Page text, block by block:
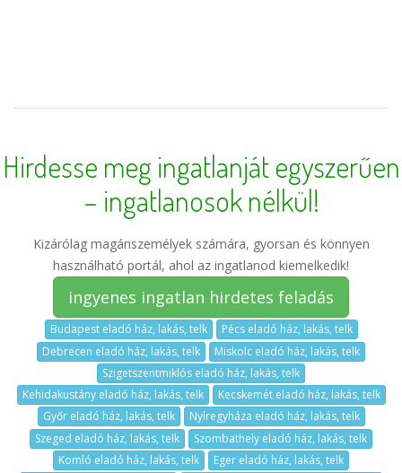
Hirdesse meg ingatlanját egyszerűen
– ingatlanosok nélkül!
Kizárólag magánszemélyek számára, gyorsan és könnyen
használható portál, ahol az ingatlanod kiemelkedik!
ingyenes ingatlan hirdetes feladás
Budapest eladó ház, lakás, telk
Pécs eladó ház, lakás, telk
Debrecen eladó ház, lakás, telk
Miskolc eladó ház, lakás, telk
Szigetszentmiklós eladó ház, lakás, telk
Kehidakustány eladó ház, lakás, telk
Kecskemét eladó ház, lakás, telk
Győr eladó ház, lakás, telk
Nyíregyháza eladó ház, lakás, telk
Szeged eladó ház, lakás, telk
Szombathely eladó ház, lakás, telk
Komló eladó ház, lakás, telk
Eger eladó ház, lakás, telk